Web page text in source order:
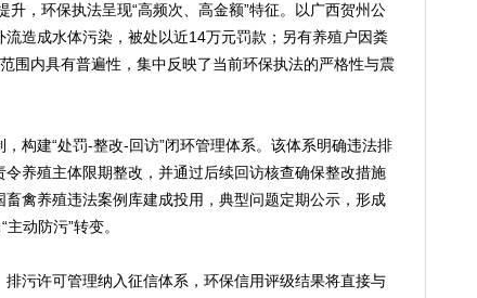
，环保执法呈现“高频次、高金额”特征。以广西贺州公
造成水体污染，被处以近14万元罚款；另有养殖户因粪
围内具有普遍性，集中反映了当前环保执法的严格性与震
建“处罚-整改-回访”闭环管理体系。该体系明确违法排
养殖主体限期整改，并通过后续回访核查确保整改措施
禽养殖违法案例库建成投用，典型问题定期公示，形成
动防污”转变。
许可管理纳入征信体系，环保信用评级结果将直接与